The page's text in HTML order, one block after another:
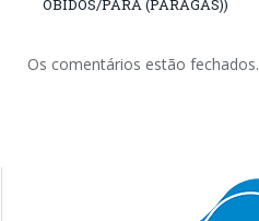
ÓBIDOS/PARÁ (PARAGÁS))
Os comentários estão fechados.